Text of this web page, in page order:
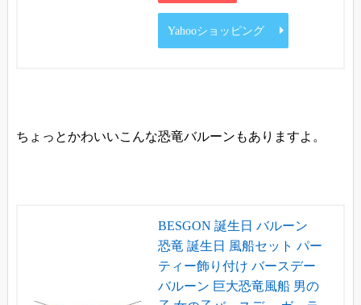
Yahooショッピング
ちょっとかわいいこんな恐竜バルーンもありますよ。
BESGON 誕生日 バルーン
恐竜 誕生日 風船セット パー
ティー飾り付け バースデー
バルーン 巨大恐竜風船 男の